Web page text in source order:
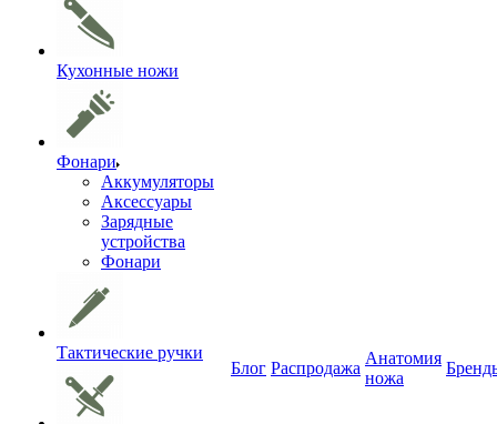
Кухонные ножи
Фонари
Аккумуляторы
Аксессуары
Зарядные
устройства
Фонари
Тактические ручки
Блог Распродажа
Анатомия
ножа